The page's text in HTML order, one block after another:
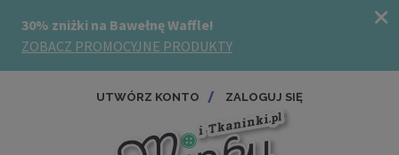
UTWÓRZ KONTO ZALOGUJ SIĘ